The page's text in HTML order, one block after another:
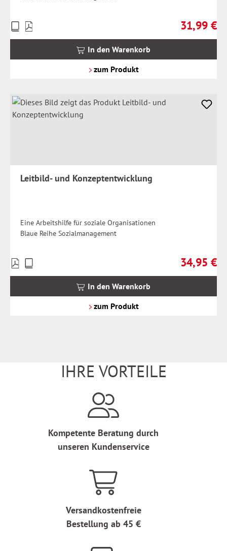
Regulärer
31,99 €
Preise
inkl.
In den Warenkorb
zum Produkt
Leitbild- und Konzeptentwicklung
Eine Arbeitshilfe für soziale Organisationen
Blaue Reihe Sozialmanagement
Regulärer
34,95 €
Preise
inkl.
In den Warenkorb
zum Produkt
IHRE VORTEILE
Kompetente Beratung durch
unseren Kundenservice
Versandkostenfreie
Bestellung ab 45 €